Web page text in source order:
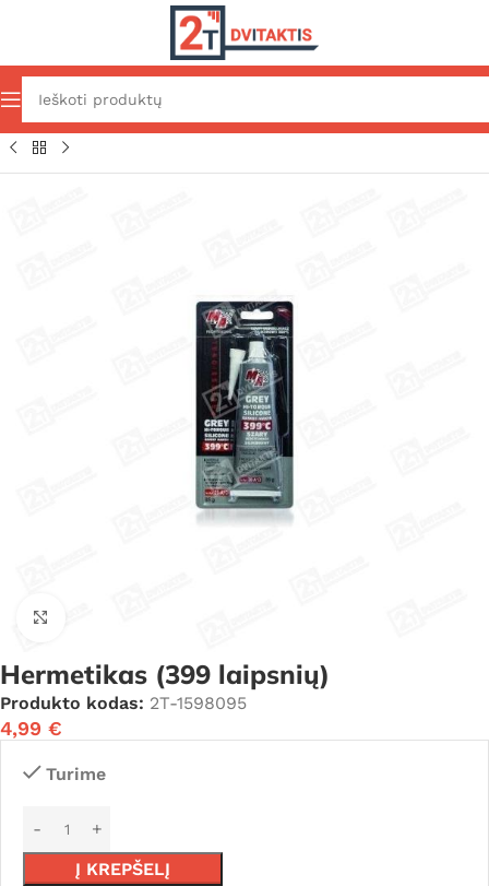
Pradžia Chemija Kiti skysčiai Moto priežiūros priemonės
Hermetikas (399 laipsnių)
Produkto kodas: 2T-1598095
4,99 €
Turime
Į KREPŠELĮ